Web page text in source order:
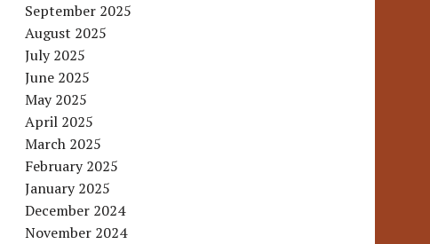
September 2025
August 2025
July 2025
June 2025
May 2025
April 2025
March 2025
February 2025
January 2025
December 2024
November 2024